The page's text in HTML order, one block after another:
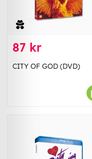
87 kr
CITY OF GOD (DVD)